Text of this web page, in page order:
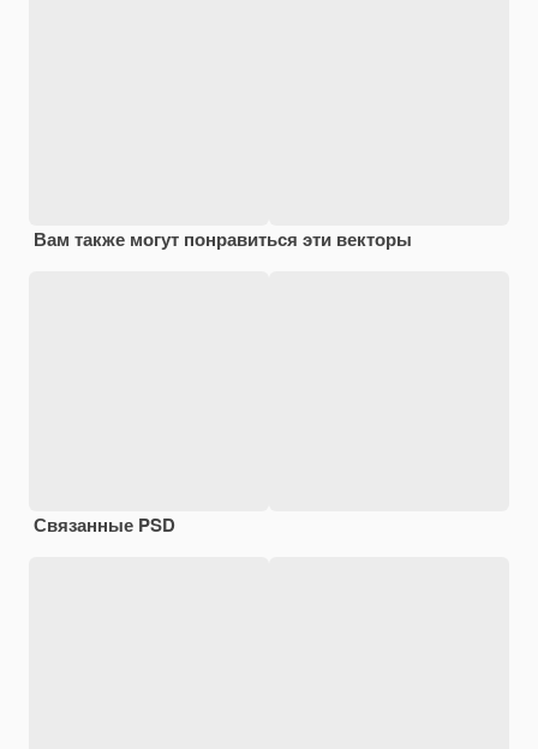
Вам также могут понравиться эти векторы
Связанные PSD